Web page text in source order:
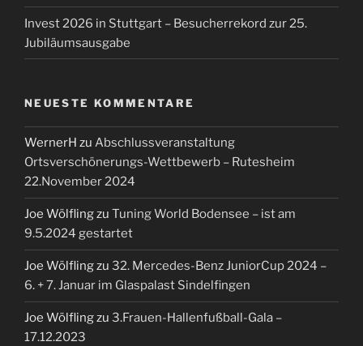
Invest 2026 in Stuttgart – Besucherrekord zur 25.
Jubiläumsausgabe
NEUESTE KOMMENTARE
WernerH zu Abschlussveranstaltung
Ortsverschönerungs-Wettbewerb – Rutesheim
22.November 2024
Joe Wölflingzu Tuning World Bodensee – ist am
9.5.2024 gestartet
Joe Wölflingzu 32. Mercedes-Benz JuniorCup 2024 –
6. + 7. Januar im Glaspalast Sindelfingen
Joe Wölflingzu 3.Frauen-Hallenfußball-Gala –
17.12.2023